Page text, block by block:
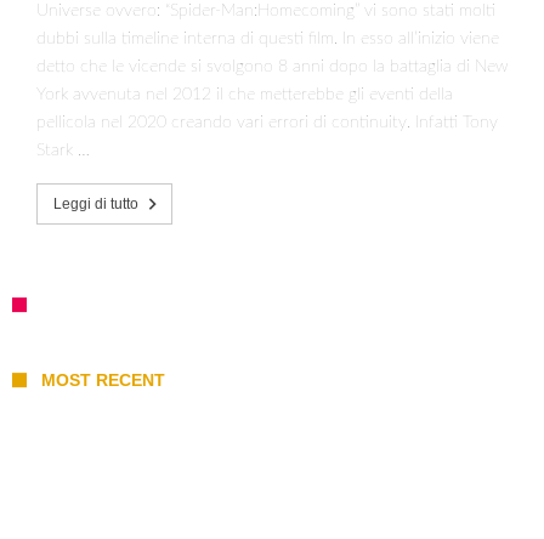
Universe ovvero: “Spider-Man:Homecoming” vi sono stati molti
dubbi sulla timeline interna di questi film. In esso all’inizio viene
detto che le vicende si svolgono 8 anni dopo la battaglia di New
York avvenuta nel 2012 il che metterebbe gli eventi della
pellicola nel 2020 creando vari errori di continuity. Infatti Tony
Stark …
Leggi di tutto
MOST RECENT